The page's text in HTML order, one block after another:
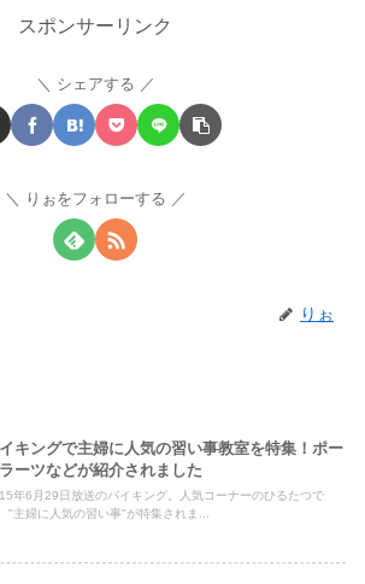
スポンサーリンク
シェアする
りぉをフォローする
りぉ
キングで主婦に人気の習い事教室を特集！ポー
ーツなどが紹介されました
年6月29日放送のバイキング。人気コーナーのひるたつで
"主婦に人気の習い事"が特集されま...